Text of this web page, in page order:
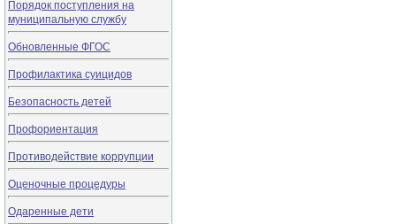
Порядок поступления на
муниципальную службу
Обновленные ФГОС
Профилактика суицидов
Безопасность детей
Профориентация
Противодействие коррупции
Оценочные процедуры
Одаренные дети